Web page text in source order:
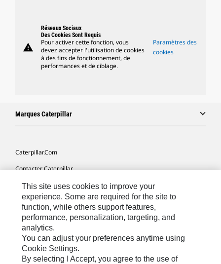
warning
Réseaux Sociaux
Des Cookies Sont Requis
Pour activer cette fonction, vous
devez accepter l'utilisation de cookies
à des fins de fonctionnement, de
performances et de ciblage.
Paramètres des
cookies
Marques Caterpillar
Caterpillar.com
Contacter Caterpillar
Mes Préférences Marketing
Plan Du Site
Cookie Settings
Légales
Confidentialité
This site uses cookies to improve your
experience. Some are required for the site to
function, while others support features,
performance, personalization, targeting, and
analytics.
You can adjust your preferences anytime using
Cookie Settings.
By selecting I Accept, you agree to the use of